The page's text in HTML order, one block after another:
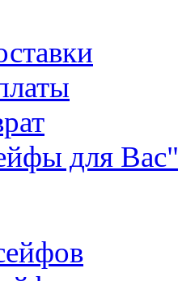
для Вас"